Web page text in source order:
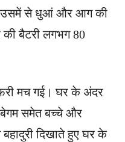
उसमें से धुआं और आग की
बैटरी लगभग 80
मच गई। घर के अंदर
बेगम समेत बच्चे और
दिखाते हुए घर के